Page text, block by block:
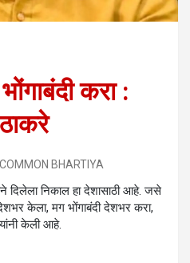
करा :
COMMON BHARTIYA
दिलेला निकाल हा देशासाठी आहे. जसे
केला, मग भोंगाबंदी देशभर करा,
केली आहे.